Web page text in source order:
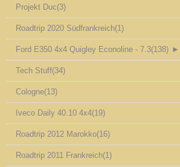
Projekt Duc(3)
Roadtrip 2020 Südfrankreich(1)
Ford E350 4x4 Quigley Econoline - 7.3(138) ►
Tech Stuff(34)
Cologne(13)
Iveco Daily 40.10 4x4(19)
Roadtrip 2012 Marokko(16)
Roadtrip 2011 Frankreich(1)